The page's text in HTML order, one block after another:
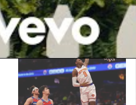
Articles similaires